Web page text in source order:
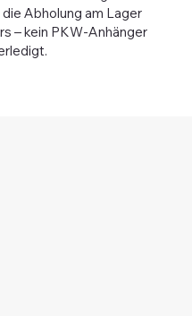
Abholung am Lager
– kein PKW-Anhänger